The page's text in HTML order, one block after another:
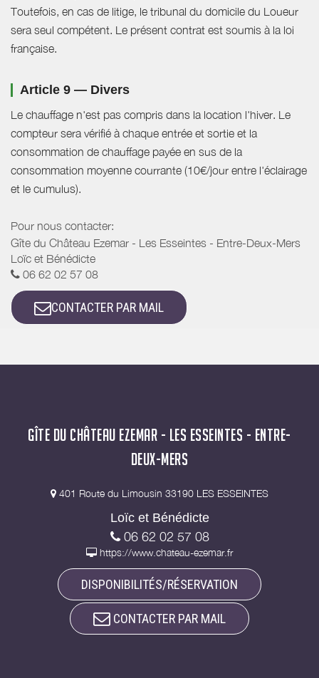
Toutefois, en cas de litige, le tribunal du domicile du Loueur
sera seul compétent. Le présent contrat est soumis à la loi
française.
Article 9 — Divers
Le chauffage n'est pas compris dans la location l'hiver. Le
compteur sera vérifié à chaque entrée et sortie et la
consommation de chauffage payée en sus de la
consommation moyenne courrante (10€/jour entre l'éclairage
et le cumulus).
Pour nous contacter:
Gîte du Château Ezemar - Les Esseintes - Entre-Deux-Mers
Loïc et Bénédicte
06 62 02 57 08
CONTACTER PAR MAIL
GÎTE DU CHÂTEAU EZEMAR - LES ESSEINTES - ENTRE-
DEUX-MERS
401 Route du Limousin 33190 LES ESSEINTES
Loïc et Bénédicte
06 62 02 57 08
https://www.chateau-ezemar.fr
DISPONIBILITÉS/RÉSERVATION
CONTACTER PAR MAIL